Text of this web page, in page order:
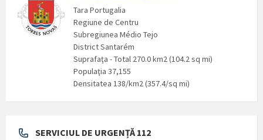
Tara Portugalia
Regiune de Centru
Subregiunea Médio Tejo
District Santarém
Suprafaţa - Total 270.0 km2 (104.2 sq mi)
Populaţia 37,155
Densitatea 138/km2 (357.4/sq mi)
SERVICIUL DE URGENȚĂ 112